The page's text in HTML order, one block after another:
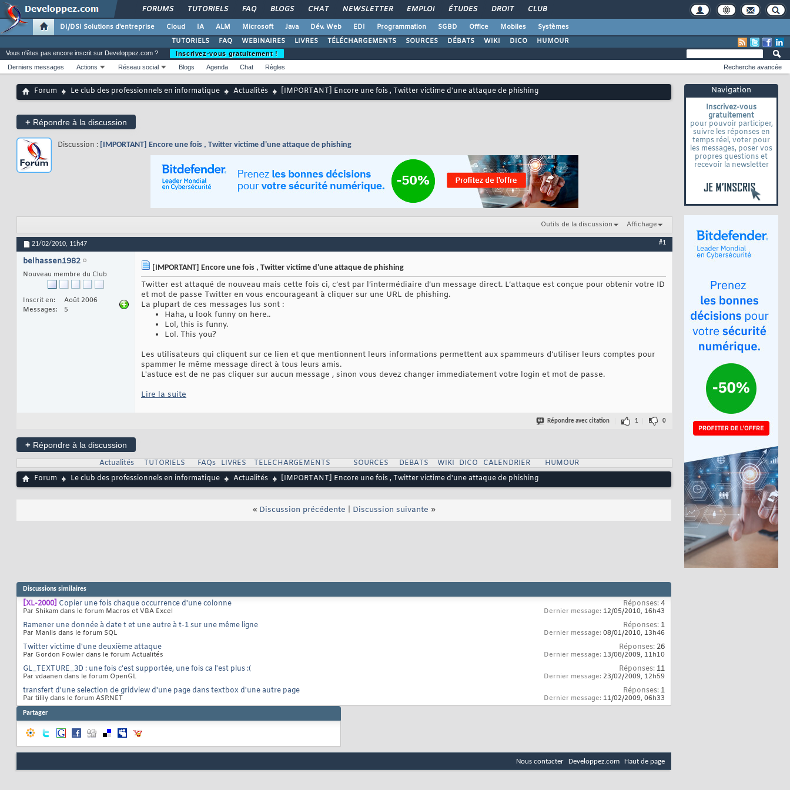
FORUMS TUTORIELS FAQ BLOGS CHAT NEWSLETTER EMPLOI ÉTUDES DROIT CLUB
DI/DSI Solutions d'entreprise Cloud IA ALM Microsoft Java Dév. Web EDI Programmation SGBD Office Mobiles
Systèmes
TUTORIELS
FAQ WEBINAIRES LIVRES TÉLÉCHARGEMENTS SOURCES DÉBATS WIKI DICO HUMOUR
Navigation
Inscrivez-vous
gratuitement
pour pouvoir participer,
suivre les réponses en
temps réel, voter pour
les messages, poser vos
propres questions et
recevoir la newsletter
Vous n'êtes pas encore inscrit sur Developpez.com ?
Inscrivez-vous gratuitement !
Derniers messages
Actions Réseau social Blogs Agenda Chat Règles Recherche avancée
Forum Le club des professionnels en informatique Actualités [IMPORTANT] Encore une fois , Twitter victime d'une attaque de phishing
+ Répondre à la discussion
Discussion : [IMPORTANT] Encore une fois , Twitter victime d'une attaque de phishing
Outils de la discussion Affichage
21/02/2010, 11h47 #1
belhassen1982
Nouveau membre du Club
Inscrit en
Août 2006
Messages
5
[IMPORTANT] Encore une fois , Twitter victime d'une attaque de phishing
Twitter est attaqué de nouveau mais cette fois ci, c’est par l’intermédiaire d’un message direct. L’attaque est conçue pour obtenir votre ID
et mot de passe Twitter en vous encourageant à cliquer sur une URL de phishing.
La plupart de ces messages lus sont :
Haha, u look funny on here..
Lol, this is funny.
Lol. This you?
Les utilisateurs qui cliquent sur ce lien et que mentionnent leurs informations permettent aux spammeurs d’utiliser leurs comptes pour
spammer le même message direct à tous leurs amis.
L'astuce est de ne pas cliquer sur aucun message , sinon vous devez changer immediatement votre login et mot de passe.
Lire la suite
Répondre avec citation 1 0
+ Répondre à la discussion
Actualités
TUTORIELS FAQs LIVRES TELECHARGEMENTS SOURCES DEBATS WIKI DICO CALENDRIER
HUMOUR
Forum
Le club des professionnels en informatique Actualités [IMPORTANT] Encore une fois , Twitter victime d'une attaque de phishing
« Discussion précédente Discussion suivante »
Discussions similaires
[XL-2000] Copier une fois chaque occurrence d'une colonne
Par Shikam dans le forum Macros et VBA Excel
Réponses:4
Dernier message: 12/05/2010, 16h43
Ramener une donnée à date t et une autre à t-1 sur une même ligne
Par Manlis dans le forum SQL
Réponses: 1
Dernier message: 08/01/2010, 13h46
Twitter victime d'une deuxième attaque
Par Gordon Fowler dans le forum Actualités
Réponses: 26
Dernier message: 13/08/2009, 11h10
GL_TEXTURE_3D : une fois c'est supportée, une fois ca l'est plus :(
Par vdaanen dans le forum OpenGL
Réponses: 11
Dernier message: 23/02/2009, 12h59
transfert d'une selection de gridview d'une page dans textbox d'une autre page
Par tilily dans le forum ASP.NET
Réponses: 1
Dernier message: 11/02/2009, 06h33
Partager
Nous contacter Developpez.com Haut de page